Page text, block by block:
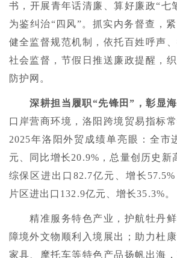
书，开展青年话清廉、算好廉政“七
为鉴纠治“四风”。抓实内务督查，
健全监督规范机制，依托百姓呼声
社会监督，节假日推送廉政提醒，
防护网。
深耕担当履职“先锋田”，彰显海
口岸营商环境，洛阳跨境贸易指标
2025年洛阳外贸成绩单亮眼：全市
元、同比增长20.9%，总量创历史新
综保区进出口82.7亿元、增长
片区进出口132.9亿元、增长35.3%。
精准服务特色产业，护航牡丹鲜
障境外文物顺利入境展出；助力杜
家具、摩托车等特色产品扬帆出海